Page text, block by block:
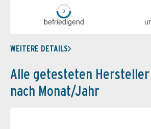
be­frie­di­gend
WEITERE DETAILS
Alle getesteten
nach Monat/Jahr